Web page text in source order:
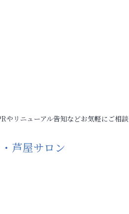
やリニューアル告知などお気軽にご相
芦屋サロン